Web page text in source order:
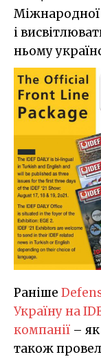
Міжнародної
і
ньому
Раніше
Україну на
компанії –
також